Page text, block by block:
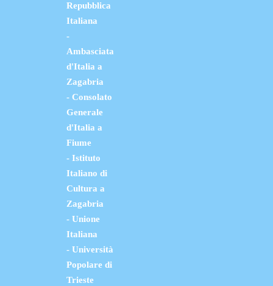
Repubblica
Italiana
-
Ambasciata
d'Italia a
Zagabria
- Consolato
Generale
d'Italia a
Fiume
- Istituto
Italiano di
Cultura a
Zagabria
- Unione
Italiana
- Università
Popolare di
Trieste